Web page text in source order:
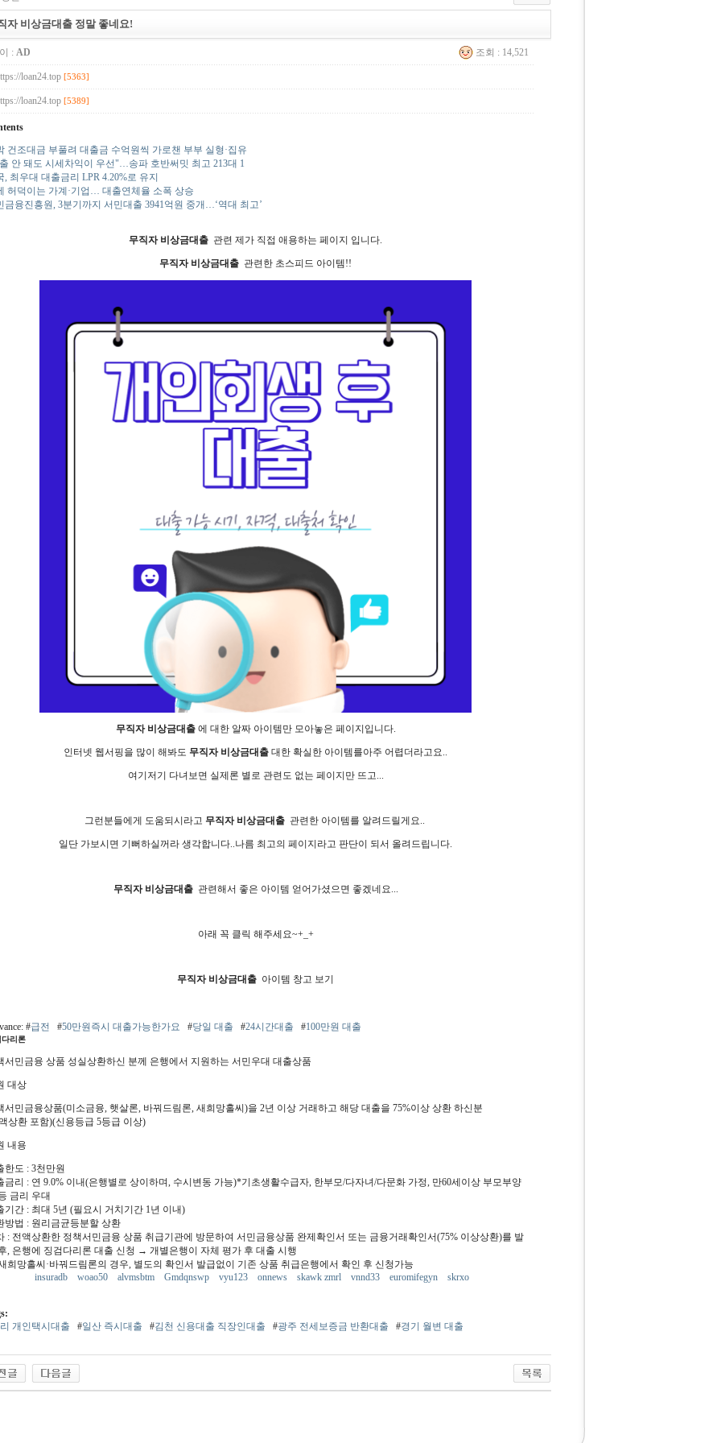
자 비상금대출 정말 좋네요!
: AD 조회 : 14,521
loan24.top [5363]
loan24.top [5389]
건조대금 부풀려 대출금 수억원씩 가로챈 부부 실형·집유
안 돼도 시세차익이 우선"…송파 호반써밋 최고 213대 1
, 최우대 대출금리 LPR 4.20%로 유지
허덕이는 가계·기업… 대출연체율 소폭 상승
금융진흥원, 3분기까지 서민대출 3941억원 중개…‘역대 최고’
무직자 비상금대출 관련 제가 직접 애용하는 페이지 입니다.
무직자 비상금대출 관련한 초스피드 아이템!!
무직자 비상금대출에 대한 알짜 아이템만 모아놓은 페이지입니다.
인터넷 웹서핑을 많이 해봐도 무직자 비상금대출 대한 확실한 아이템를아주 어렵더라고요..
여기저기 다녀보면 실제론 별로 관련도 없는 페이지만 뜨고...
그런분들에게 도움되시라고 무직자 비상금대출관련한 아이템를 알려드릴게요..
일단 가보시면 기뻐하실꺼라 생각합니다..나름 최고의 페이지라고 판단이 되서 올려드립니다.
무직자 비상금대출관련해서 좋은 아이템 얻어가셨으면 좋겠네요...
아래 꼭 클릭 해주세요~+_+
무직자 비상금대출 아이템 창고 보기
#급전 #50만원즉시 대출가능한가요 #당일 대출 #24시간대출 #100만원 대출
다리론
서민금융 상품 성실상환하신 분께 은행에서 지원하는 서민우대 대출상품
대상
서민금융상품(미소금융, 햇살론, 바꿔드림론, 새희망홀씨)을 2년 이상 거래하고 해당 대출을 75%이상 상환 하신분
상환 포함)(신용등급 5등급 이상)
내용
한도 : 3천만원
금리 : 연 9.0% 이내(은행별로 상이하며, 수시변동 가능)*기초생활수급자, 한부모/다자녀/다문화 가정, 만60세이상 부모부양
금리 우대
기간 : 최대 5년 (필요시 거치기간 1년 이내)
방법 : 원리금균등분할 상환
: 전액상환한 정책서민금융 상품 취급기관에 방문하여 서민금융상품 완제확인서 또는 금융거래확인서(75% 이상상환)를 발
, 은행에 징검다리론 대출 신청 → 개별은행이 자체 평가 후 대출 시행
희망홀씨·바꿔드림론의 경우, 별도의 확인서 발급없이 기존 상품 취급은행에서 확인 후 신청가능
insuradb
woao50 alvmsbtm Gmdqnswp vyu123 onnews skawk zmrl vnnd33 euromifegyn skrxo
개인택시대출 #일산 즉시대출 #김천 신용대출 직장인대출 #광주 전세보증금 반환대출 #경기 월변 대출